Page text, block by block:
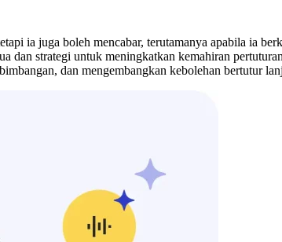
ia juga boleh mencabar, terutamanya apabila ia
dan strategi untuk meningkatkan kemahiran
dan mengembangkan kebolehan bertutur